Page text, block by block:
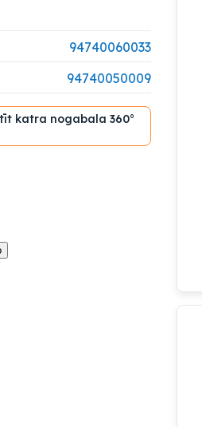
94740060033
94740050009
katra nogabala 360°